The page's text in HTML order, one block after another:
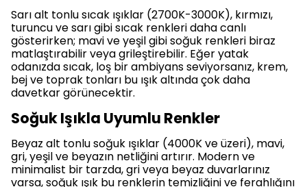
Sarı alt tonlu sıcak ışıklar (2700K-3000K), kırmızı,
turuncu ve sarı gibi sıcak renkleri daha canlı
gösterirken; mavi ve yeşil gibi soğuk renkleri biraz
matlaştırabilir veya grileştirebilir. Eğer yatak
odanızda sıcak, loş bir ambiyans seviyorsanız, krem,
bej ve toprak tonları bu ışık altında çok daha
davetkar görünecektir.
Soğuk Işıkla Uyumlu Renkler
Beyaz alt tonlu soğuk ışıklar (4000K ve üzeri), mavi,
gri, yeşil ve beyazın netliğini artırır. Modern ve
minimalist bir tarzda, gri veya beyaz duvarlarınız
varsa, soğuk ışık bu renklerin temizliğini ve ferahlığını